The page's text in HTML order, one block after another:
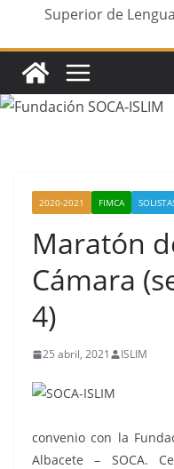
Superior de
2020-2021 FIMCA
Maratón
Cámara
4)
25 abril, 2021 ISLIM
convenio con la
Albacete – SOCA.